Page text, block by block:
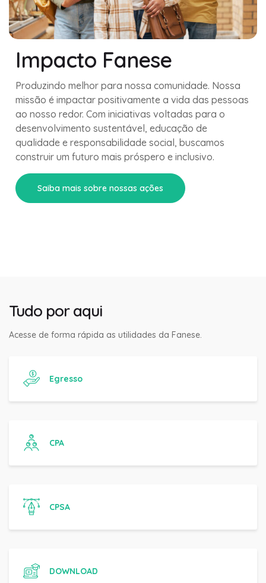
Impacto Fanese
Produzindo melhor para nossa comunidade. Nossa
missão é impactar positivamente a vida das pessoas
ao nosso redor. Com iniciativas voltadas para o
desenvolvimento sustentável, educação de
qualidade e responsabilidade social, buscamos
construir um futuro mais próspero e inclusivo.
Saiba mais sobre nossas ações
Tudo por aqui
Acesse de forma rápida as utilidades da Fanese.
Egresso
CPA
CPSA
DOWNLOAD